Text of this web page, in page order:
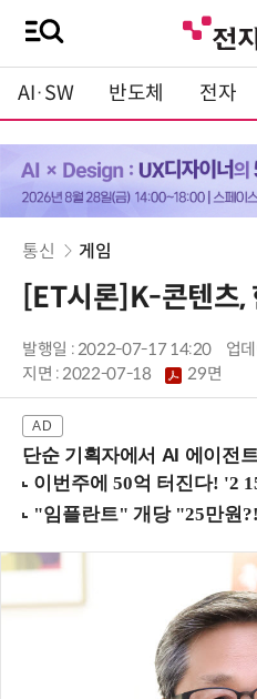
AI·SW 반도체 전자
통신 게임
[ET시론]K-콘텐츠,
발행일 : 2022-07-17 14:20
업
지면 :2022-07-18 29면
단순 기획자에서 AI 에이전트의 세계관을 만